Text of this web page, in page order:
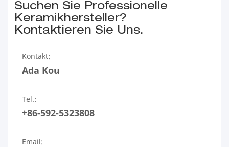
Suchen Sie Professionelle
Keramikhersteller?
Kontaktieren Sie Uns.
Kontakt:
Ada Kou
Tel.:
+86-592-5323808
Email: